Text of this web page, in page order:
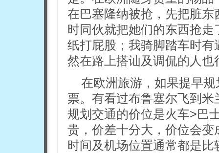
在巴塞隆纳被抢，先把脏
时同伙就把她们的东西抢
纸打屁股；我骑脚踏车时
然在路上搭讪及调侃的人
在欧洲旅游，如果提早
票。有看过布鲁塞尔飞到
规划交通的价位是火车>巴
贵，价差十分大，价位会
时间及机场位置通常都是